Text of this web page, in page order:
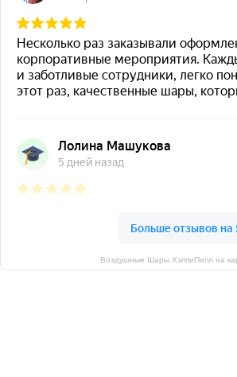
Воздушные Шары ХэппиПипл на